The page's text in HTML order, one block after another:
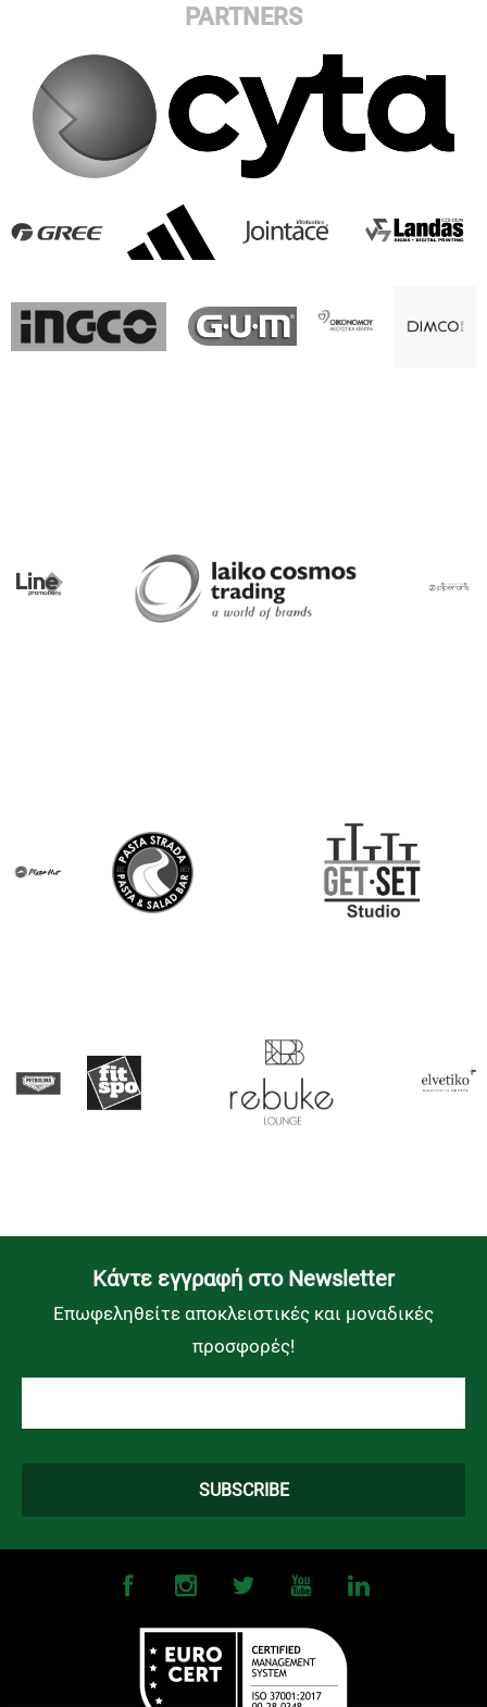
PARTNERS
Kάντε εγγραφή στο Newsletter
Επωφεληθείτε αποκλειστικές και μοναδικές
προσφορές!